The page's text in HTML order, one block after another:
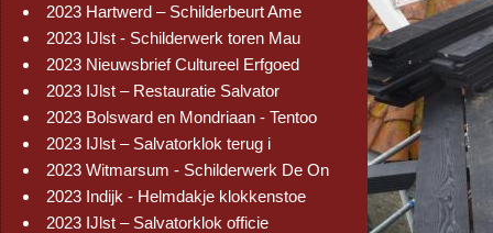
2023 Hartwerd – Schilderbeurt Ame
2023 IJlst - Schilderwerk toren Mau
2023 Nieuwsbrief Cultureel Erfgoed
2023 IJlst – Restauratie Salvator
2023 Bolsward en Mondriaan - Tentoo
2023 IJlst – Salvatorklok terug i
2023 Witmarsum - Schilderwerk De On
2023 Indijk - Helmdakje klokkenstoe
2023 IJlst – Salvatorklok officie